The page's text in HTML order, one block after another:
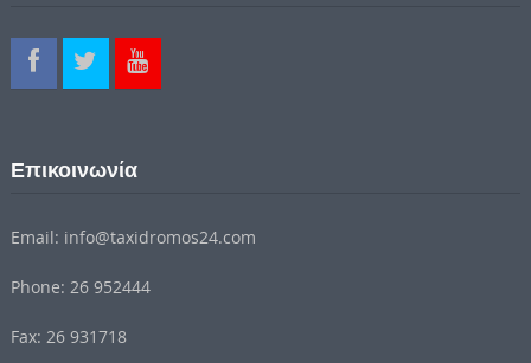
Επικοινωνία
Email: info@taxidromos24.com
Phone: 26 952444
Fax: 26 931718